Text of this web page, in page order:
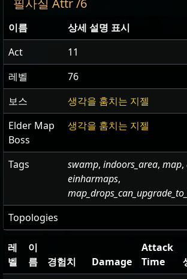
필사실 Attr /6
이름
상세 설명 표시
Act
11
레벨
76
보스
생각을 훔치는 지젤
Elder Map
Boss
생각을 훔치는 지젤
Tags swamp, indoors_area, map,
einharmaps,
Topologies
레
벨
이
름
경험치 Damage
Attack
Time